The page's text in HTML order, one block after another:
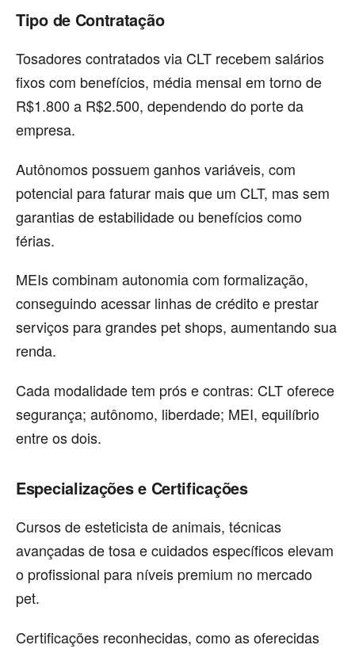
Tipo de Contratação
Tosadores contratados via CLT recebem salários
fixos com benefícios, média mensal em torno de
R$1.800 a R$2.500, dependendo do porte da
empresa.
Autônomos possuem ganhos variáveis, com
potencial para faturar mais que um CLT, mas sem
garantias de estabilidade ou benefícios como
férias.
MEIs combinam autonomia com formalização,
conseguindo acessar linhas de crédito e prestar
serviços para grandes pet shops, aumentando sua
renda.
Cada modalidade tem prós e contras: CLT oferece
segurança; autônomo, liberdade; MEI, equilíbrio
entre os dois.
Especializações e Certificações
Cursos de esteticista de animais, técnicas
avançadas de tosa e cuidados específicos elevam
o profissional para níveis premium no mercado
pet.
Certificações reconhecidas, como as oferecidas